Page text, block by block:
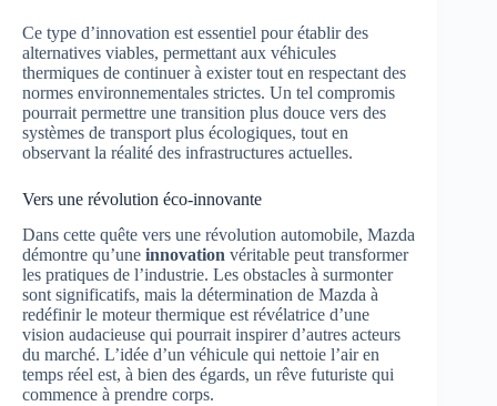
Ce type d’innovation est essentiel pour établir des
alternatives viables, permettant aux véhicules
thermiques de continuer à exister tout en respectant des
normes environnementales strictes. Un tel compromis
pourrait permettre une transition plus douce vers des
systèmes de transport plus écologiques, tout en
observant la réalité des infrastructures actuelles.
Vers une révolution éco-innovante
Dans cette quête vers une révolution automobile, Mazda
démontre qu’une innovation véritable peut transformer
les pratiques de l’industrie. Les obstacles à surmonter
sont significatifs, mais la détermination de Mazda à
redéfinir le moteur thermique est révélatrice d’une
vision audacieuse qui pourrait inspirer d’autres acteurs
du marché. L’idée d’un véhicule qui nettoie l’air en
temps réel est, à bien des égards, un rêve futuriste qui
commence à prendre corps.